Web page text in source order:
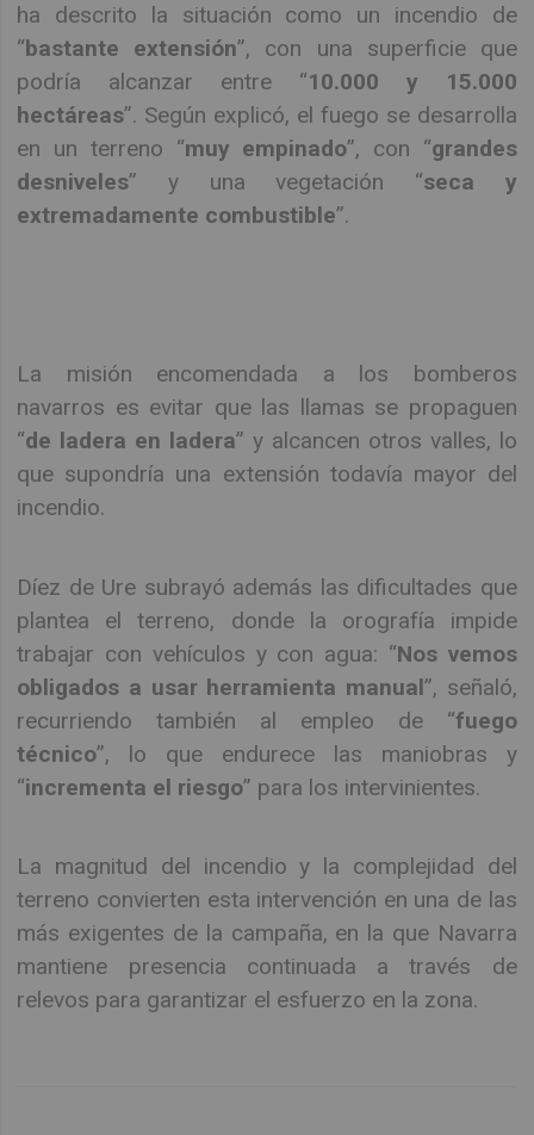
ha descrito la situación como un incendio de
“bastante extensión”, con una superficie que
podría alcanzar entre “10.000 y 15.000
hectáreas”. Según explicó, el fuego se desarrolla
en un terreno “muy empinado”, con “grandes
desniveles” y una vegetación “seca y
extremadamente combustible”.
La misión encomendada a los bomberos
navarros es evitar que las llamas se propaguen
“de ladera en ladera” y alcancen otros valles, lo
que supondría una extensión todavía mayor del
incendio.
Díez de Ure subrayó además las dificultades que
plantea el terreno, donde la orografía impide
trabajar con vehículos y con agua: “Nos vemos
obligados a usar herramienta manual”, señaló,
recurriendo también al empleo de “fuego
técnico”, lo que endurece las maniobras y
“incrementa el riesgo” para los intervinientes.
La magnitud del incendio y la complejidad del
terreno convierten esta intervención en una de las
más exigentes de la campaña, en la que Navarra
mantiene presencia continuada a través de
relevos para garantizar el esfuerzo en la zona.